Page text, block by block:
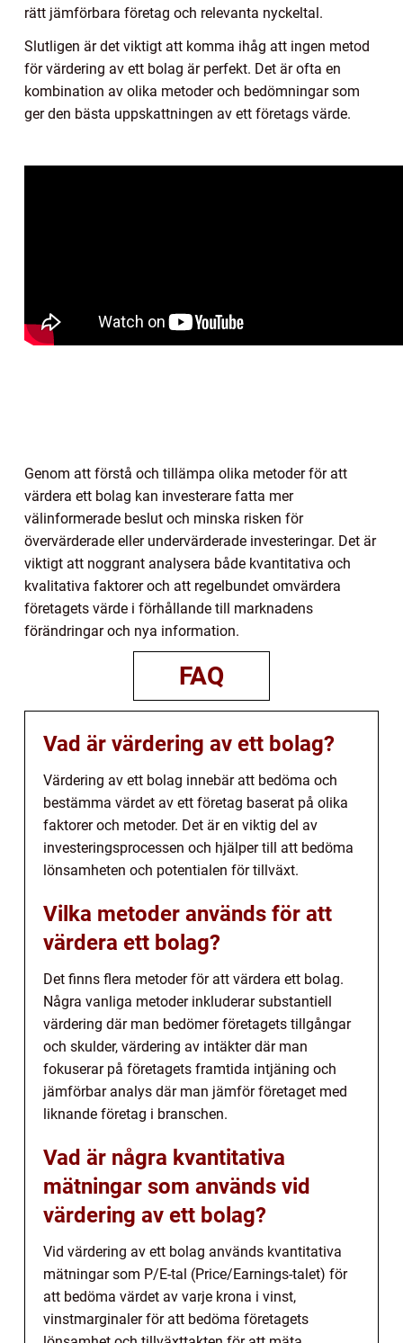
rätt jämförbara företag och relevanta nyckeltal.
Slutligen är det viktigt att komma ihåg att ingen metod
för värdering av ett bolag är perfekt. Det är ofta en
kombination av olika metoder och bedömningar som
ger den bästa uppskattningen av ett företags värde.
Genom att förstå och tillämpa olika metoder för att
värdera ett bolag kan investerare fatta mer
välinformerade beslut och minska risken för
övervärderade eller undervärderade investeringar. Det är
viktigt att noggrant analysera både kvantitativa och
kvalitativa faktorer och att regelbundet omvärdera
företagets värde i förhållande till marknadens
förändringar och nya information.
FAQ
Vad är värdering av ett bolag?
Värdering av ett bolag innebär att bedöma och
bestämma värdet av ett företag baserat på olika
faktorer och metoder. Det är en viktig del av
investeringsprocessen och hjälper till att bedöma
lönsamheten och potentialen för tillväxt.
Vilka metoder används för att
värdera ett bolag?
Det finns flera metoder för att värdera ett bolag.
Några vanliga metoder inkluderar substantiell
värdering där man bedömer företagets tillgångar
och skulder, värdering av intäkter där man
fokuserar på företagets framtida intjäning och
jämförbar analys där man jämför företaget med
liknande företag i branschen.
Vad är några kvantitativa
mätningar som används vid
värdering av ett bolag?
Vid värdering av ett bolag används kvantitativa
mätningar som P/E-tal (Price/Earnings-talet) för
att bedöma värdet av varje krona i vinst,
vinstmarginaler för att bedöma företagets